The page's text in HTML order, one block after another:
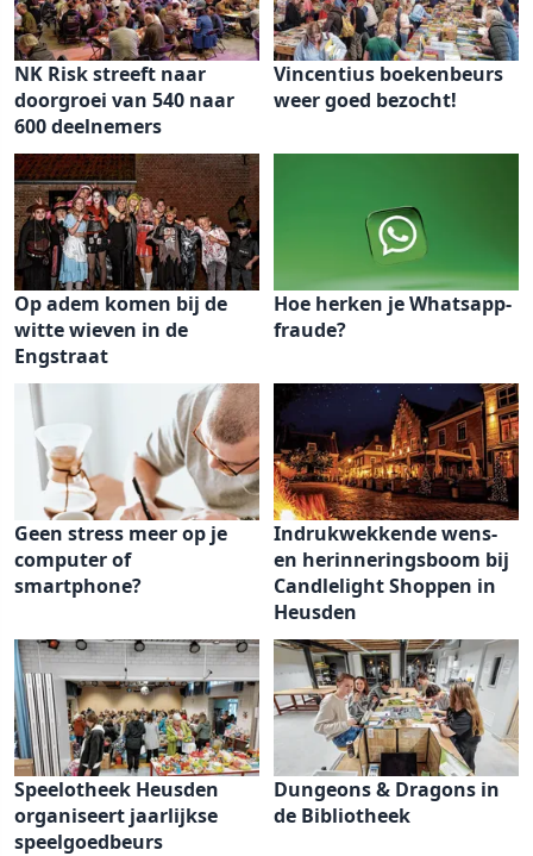
NK Risk streeft naar
doorgroei van 540 naar
600 deelnemers
Vincentius boekenbeurs
weer goed bezocht!
Op adem komen bij de
witte wieven in de
Engstraat
Hoe herken je Whatsapp-
fraude?
Geen stress meer op je
computer of
smartphone?
Indrukwekkende wens-
en herinneringsboom bij
Candlelight Shoppen in
Heusden
Speelotheek Heusden
organiseert jaarlijkse
speelgoedbeurs
Dungeons & Dragons in
de Bibliotheek